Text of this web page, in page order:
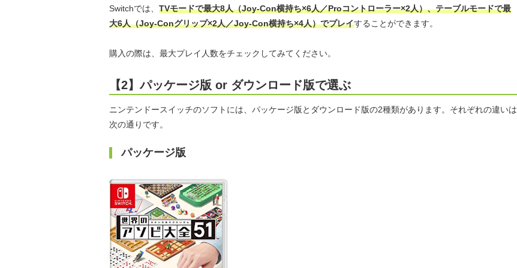
Switchでは、 TVモードで最大8人（Joy-Con横持ち×6人／Proコントローラー×2人）、テーブルモードで最
大6人（Joy-Conグリップ×2人／Joy-Con横持ち×4人）でプレイすることができます。
購入の際は、最大プレイ人数をチェックしてみてください。
【2】パッケージ版 or ダウンロード版で選ぶ
ニンテンドースイッチのソフトには、パッケージ版とダウンロード版の2種類があります。それぞれの違いは
次の通りです。
パッケージ版